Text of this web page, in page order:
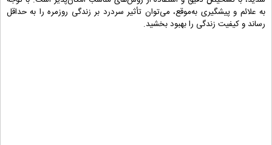
به علائم و پیشگیری به‌موقع، می‌توان تأثیر سردرد بر زندگی روزمره را به حداقل
رساند و کیفیت زندگی را بهبود بخشید.